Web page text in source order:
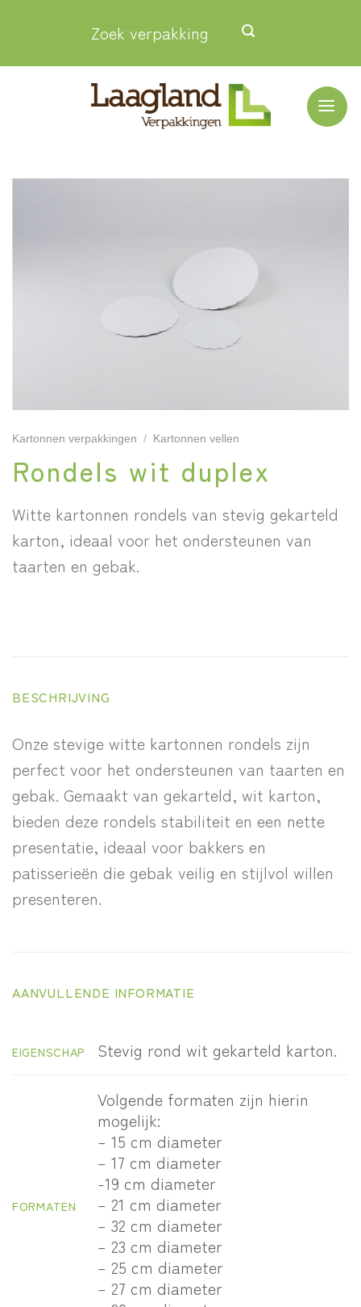
Zoek verpakking
Kartonnen verpakkingen / Kartonnen vellen
Rondels wit duplex
Witte kartonnen rondels van stevig gekarteld
karton, ideaal voor het ondersteunen van
taarten en gebak.
BESCHRIJVING
Onze stevige witte kartonnen rondels zijn
perfect voor het ondersteunen van taarten en
gebak. Gemaakt van gekarteld, wit karton,
bieden deze rondels stabiliteit en een nette
presentatie, ideaal voor bakkers en
patisserieën die gebak veilig en stijlvol willen
presenteren.
AANVULLENDE INFORMATIE
EIGENSCHAP Stevig rond wit gekarteld karton.
FORMATEN
Volgende formaten zijn hierin
mogelijk:
– 15 cm diameter
– 17 cm diameter
-19 cm diameter
– 21 cm diameter
– 32 cm diameter
– 23 cm diameter
– 25 cm diameter
– 27 cm diameter